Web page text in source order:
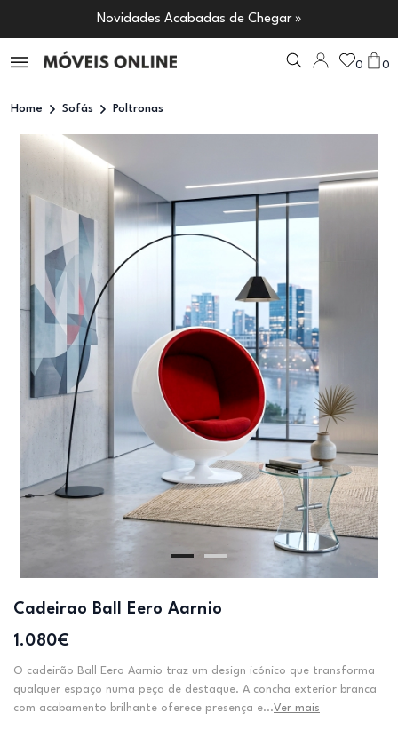
Novidades Acabadas de Chegar »
0 0
Home Sofás Poltronas
Cadeirao Ball Eero Aarnio
1.080€
O cadeirão Ball Eero Aarnio traz um design icónico que transforma
qualquer espaço numa peça de destaque. A concha exterior branca
com acabamento brilhante oferece presença e...Ver mais